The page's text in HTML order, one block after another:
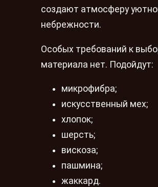
создают атмосферу
небрежности.
Особых требований к
материала нет. Подойдут:
микрофибра;
искусственный мех;
хлопок;
шерсть;
вискоза;
пашмина;
жаккард.